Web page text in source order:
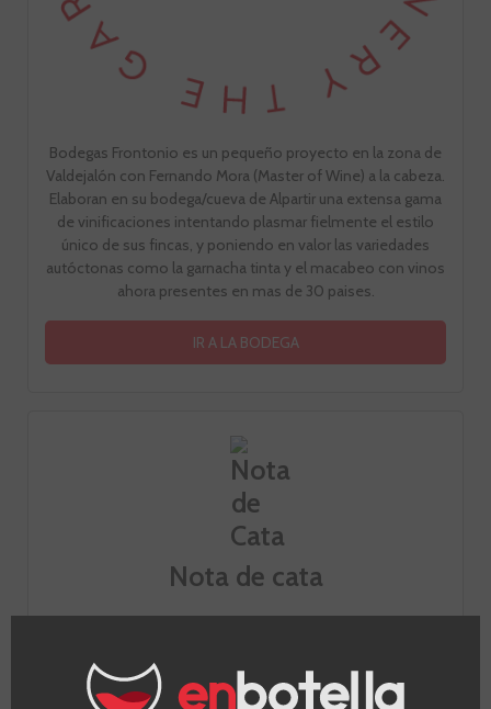
Bodegas Frontonio es un pequeño proyecto en la zona de
Valdejalón con Fernando Mora (Master of Wine) a la cabeza.
Elaboran en su bodega/cueva de Alpartir una extensa gama
de vinificaciones intentando plasmar fielmente el estilo
único de sus fincas, y poniendo en valor las variedades
autóctonas como la garnacha tinta y el macabeo con vinos
ahora presentes en mas de 30 paises.
IR A LA BODEGA
Nota de cata
Vista
Granate medio con ribete azul.